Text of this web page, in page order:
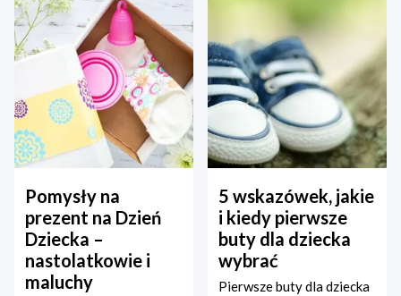
Pomysły na
prezent na Dzień
Dziecka –
nastolatkowie i
maluchy
5 wskazówek, jakie
i kiedy pierwsze
buty dla dziecka
wybrać
Pierwsze buty dla dziecka